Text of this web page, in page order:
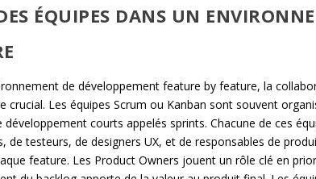
ÉQUIPES DANS UN
de développement feature by feature, la
crucial. Les équipes Scrum ou Kanban sont souvent
développement courts appelés sprints. Chacune de ces
de testeurs, de designers UX, et de responsables de
feature. Les Product Owners jouent un rôle clé en